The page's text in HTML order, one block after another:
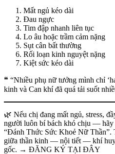
Mất ngủ kéo dài
Đau ngực
Tim đập nhanh liên tục
Lo âu hoặc trầm cảm nặng
Sụt cân bất thường
Rối loạn kinh nguyệt nặng
Kiệt sức kéo dài
❝ “Nhiều phụ nữ tưởng mình chỉ
kinh và Can khí đã quá tải suốt
🌿 Nếu chị đang mất ngủ, stress,
người luôn bí bách khó chịu —
“Đánh Thức Sức Khoẻ Nữ Thần”.
giữa thần kinh — nội tiết — khí
gốc. → ĐĂNG KÝ TẠI ĐÂY